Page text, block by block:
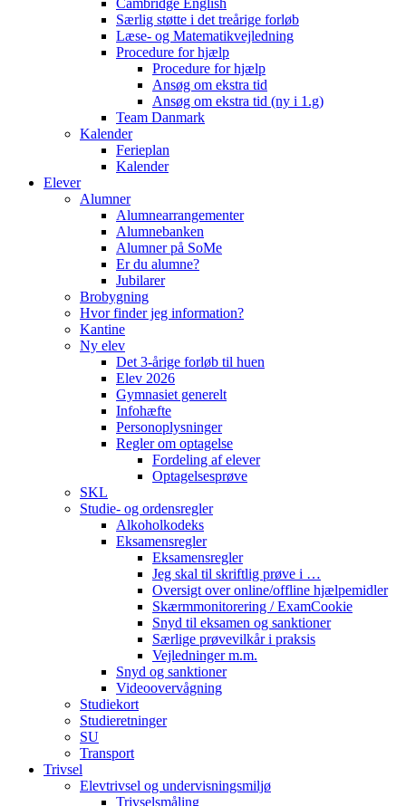
Cambridge English
Særlig støtte i det treårige forløb
Læse- og Matematikvejledning
Procedure for hjælp
Procedure for hjælp
Ansøg om ekstra tid
Ansøg om ekstra tid (ny i 1.g)
Team Danmark
Kalender
Ferieplan
Kalender
Elever
Alumner
Alumnearrangementer
Alumnebanken
Alumner på SoMe
Er du alumne?
Jubilarer
Brobygning
Hvor finder jeg information?
Kantine
Ny elev
Det 3-årige forløb til huen
Elev 2026
Gymnasiet generelt
Infohæfte
Personoplysninger
Regler om optagelse
Fordeling af elever
Optagelsesprøve
SKL
Studie- og ordensregler
Alkoholkodeks
Eksamensregler
Eksamensregler
Jeg skal til skriftlig prøve i …
Oversigt over online/offline hjælpemidler
Skærmmonitorering / ExamCookie
Snyd til eksamen og sanktioner
Særlige prøvevilkår i praksis
Vejledninger m.m.
Snyd og sanktioner
Videoovervågning
Studiekort
Studieretninger
SU
Transport
Trivsel
Elevtrivsel og undervisningsmiljø
Trivselsmåling